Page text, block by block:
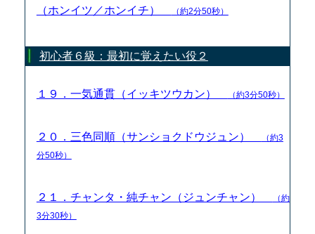
（ホンイツ／ホンイチ）
（約2分50秒）
初心者６級：最初に覚えたい役２
１９．一気通貫（イッキツウカン） （約3分50秒）
２０．三色同順（サンショクドウジュン）
（約3
分50秒）
２１．チャンタ・純チャン（ジュンチャン）
（約
3分30秒）